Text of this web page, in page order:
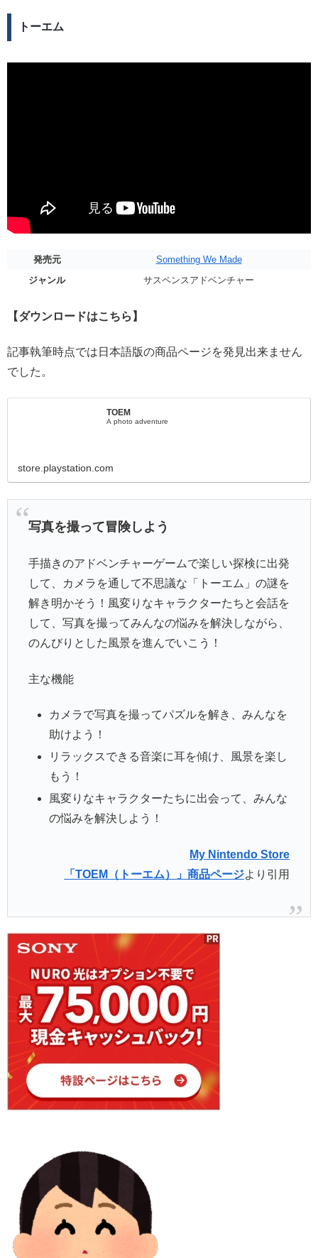
トーエム
発売元
Something We Made
ジャンル
サスペンスアドベンチャー
【ダウンロードはこちら】
記事執筆時点では日本語版の商品ページを発見出来ません
でした。
TOEM
A photo adventure
store.playstation.com
写真を撮って冒険しよう
手描きのアドベンチャーゲームで楽しい探検に出発
して、カメラを通して不思議な「トーエム」の謎を
解き明かそう！風変りなキャラクターたちと会話を
して、写真を撮ってみんなの悩みを解決しながら、
のんびりとした風景を進んでいこう！
主な機能
カメラで写真を撮ってパズルを解き、みんなを
助けよう！
リラックスできる音楽に耳を傾け、風景を楽し
もう！
風変りなキャラクターたちに出会って、みんな
の悩みを解決しよう！
My Nintendo Store
「TOEM（トーエム）」商品ページより引用